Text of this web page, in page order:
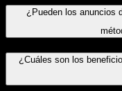
¿Pueden los anuncios
¿Cuáles son los